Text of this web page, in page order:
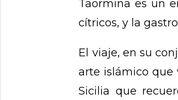
Taormina es un
cítricos, y la
El viaje, en su
arte islámico que
Sicilia que